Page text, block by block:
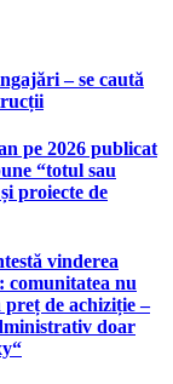
– se caută
pe 2026 publicat
“totul sau
proiecte de
vinderea
comunitatea nu
preț de achiziție –
doar